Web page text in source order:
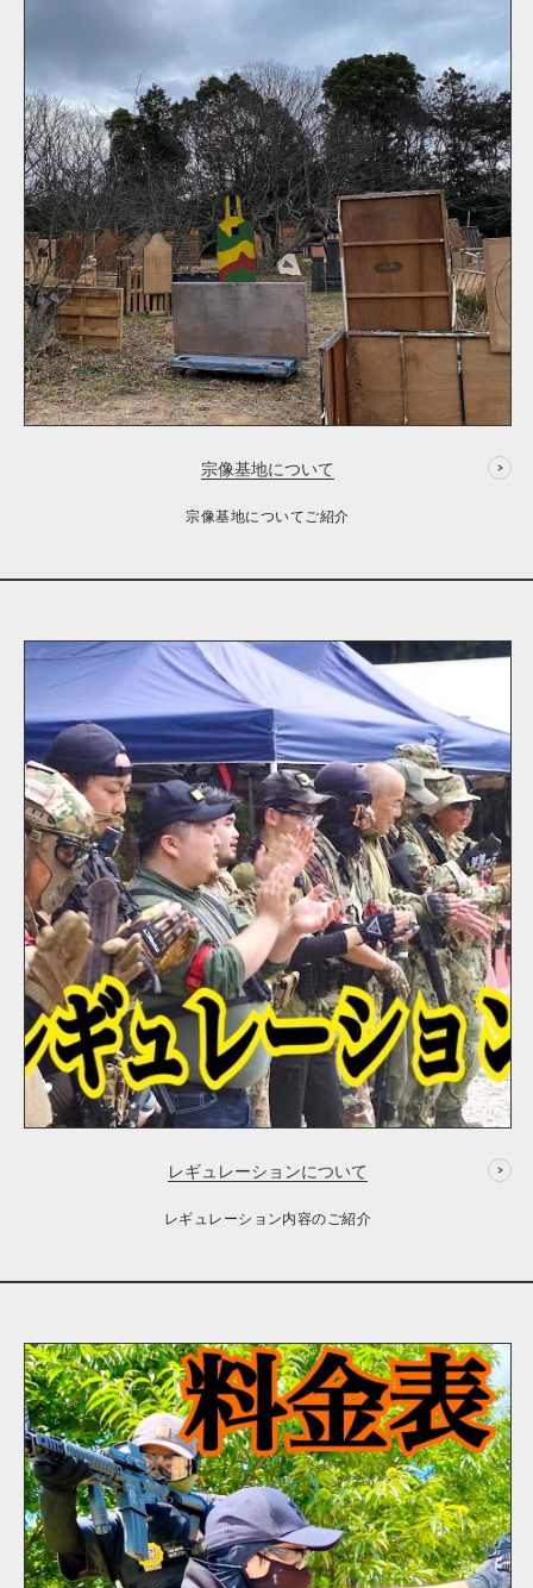
宗像基地について
宗像基地についてご紹介
レギュレーションについて
レギュレーション内容のご紹介